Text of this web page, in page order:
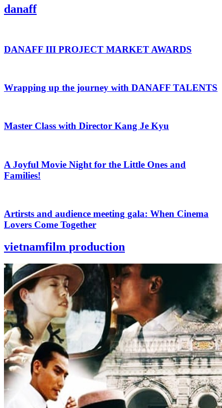
danaff
DANAFF III PROJECT MARKET AWARDS
Wrapping up the journey with DANAFF TALENTS
Master Class with Director Kang Je Kyu
A Joyful Movie Night for the Little Ones and
Families!
Artirsts and audience meeting gala: When Cinema
Lovers Come Together
vietnamfilm production